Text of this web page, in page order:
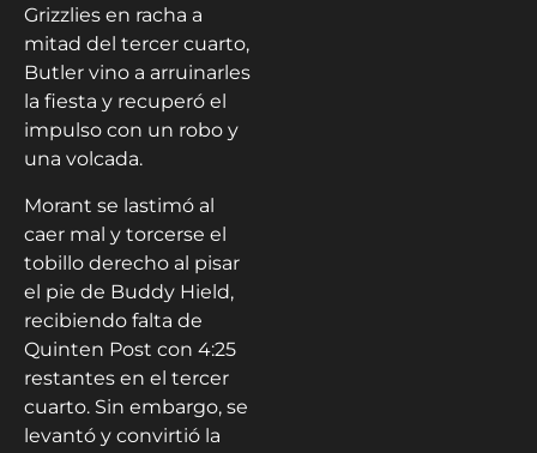
Grizzlies en racha a
mitad del tercer cuarto,
Butler vino a arruinarles
la fiesta y recuperó el
impulso con un robo y
una volcada.
Morant se lastimó al
caer mal y torcerse el
tobillo derecho al pisar
el pie de Buddy Hield,
recibiendo falta de
Quinten Post con 4:25
restantes en el tercer
cuarto. Sin embargo, se
levantó y convirtió la